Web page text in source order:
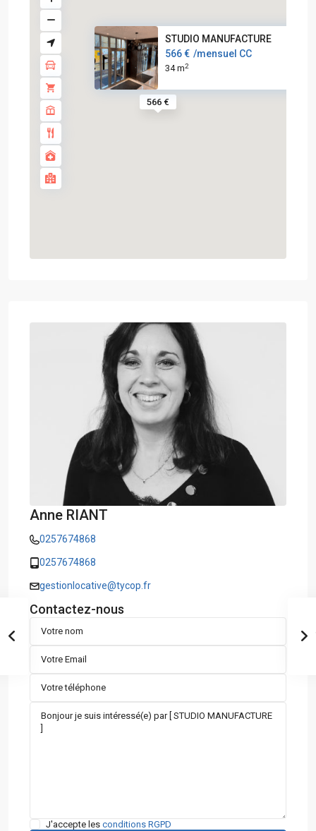
566 €
STUDIO MANUFACTURE
566 € /mensuel CC
34 m2
Anne RIANT
0257674868
0257674868
gestionlocative@tycop.fr
Contactez-nous
J'accepte les conditions RGPD